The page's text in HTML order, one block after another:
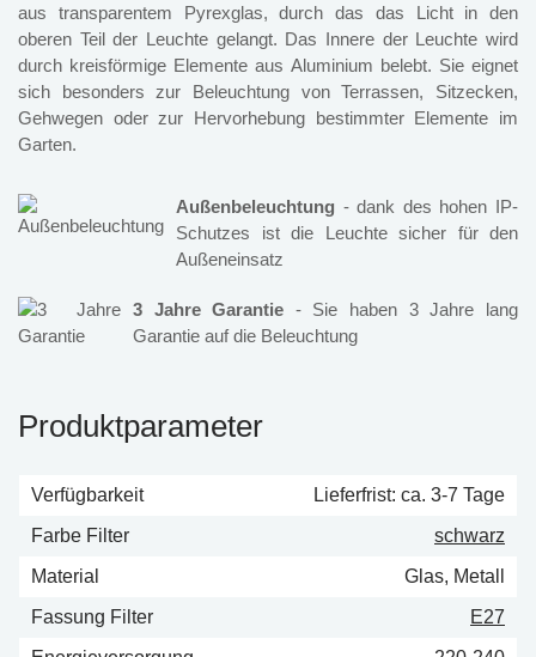
aus transparentem Pyrexglas, durch das das Licht in den
oberen Teil der Leuchte gelangt. Das Innere der Leuchte wird
durch kreisförmige Elemente aus Aluminium belebt. Sie eignet
sich besonders zur Beleuchtung von Terrassen, Sitzecken,
Gehwegen oder zur Hervorhebung bestimmter Elemente im
Garten.
Außenbeleuchtung - dank des hohen IP-
Schutzes ist die Leuchte sicher für den
Außeneinsatz
3 Jahre Garantie - Sie haben 3 Jahre lang
Garantie auf die Beleuchtung
Produktparameter
Verfügbarkeit
Lieferfrist: ca. 3-7 Tage
Farbe Filter
schwarz
Material
Glas, Metall
Fassung Filter
E27